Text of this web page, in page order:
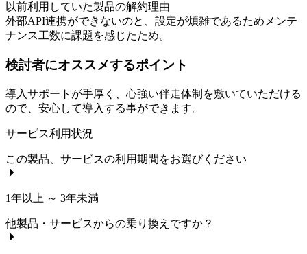
以前利用していた製品の解約理由
外部API連携ができないのと、設定が煩雑であるためメンテ
ナンス工数に課題を感じたため。
検討者にオススメするポイント
導入サポートが手厚く、心強い伴走体制を敷いていただける
ので、安心して導入する事ができます。
サービス利用状況
この製品、サービスの利用期間をお選びください
1年以上 ～ 3年未満
他製品・サービスからの乗り換えですか？